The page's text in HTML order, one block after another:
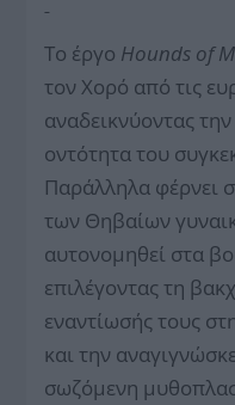
Το έργο Hounds of
τον Χορό από τις
αναδεικνύοντας
οντότητα του
Παράλληλα φέρνει
των Θηβαίων
αυτονομηθεί στα
επιλέγοντας τη
εναντίωσής τους
και την
σωζόμενη